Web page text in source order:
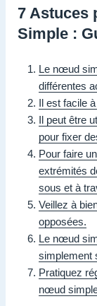
7 Astuces
Simple :
Le nœud
différentes
Il est facile
Il peut être
pour fixer
Pour faire
extrémités
sous et à
Veillez à
opposées.
Le nœud
simplement
Pratiquez
nœud